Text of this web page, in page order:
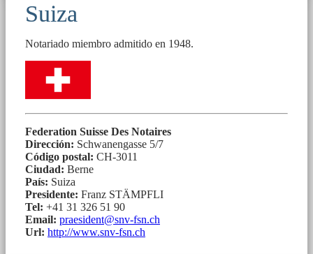
Suiza
Notariado miembro admitido en 1948.
Federation Suisse Des Notaires
Dirección: Schwanengasse 5/7
Código postal: CH-3011
Ciudad: Berne
País: Suiza
Presidente: Franz STÄMPFLI
Tel: +41 31 326 51 90
Email: praesident@snv-fsn.ch
Url: http://www.snv-fsn.ch